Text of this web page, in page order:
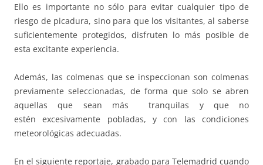
Ello es importante no sólo para evitar cualquier tipo de
riesgo de picadura, sino para que los visitantes, al saberse
suficientemente protegidos, disfruten lo más posible de
esta excitante experiencia.
Además, las colmenas que se inspeccionan son colmenas
previamente seleccionadas, de forma que solo se abren
aquellas que sean más tranquilas y que no
estén excesivamente pobladas, y con las condiciones
meteorológicas adecuadas.
En el siguiente reportaje, grabado para Telemadrid cuando